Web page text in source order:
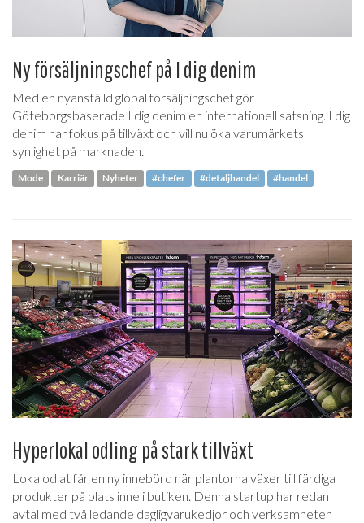
Ny försäljningschef på I dig denim
Med en nyanställd global försäljningschef gör
Göteborgsbaserade I dig denim en internationell satsning. I dig
denim har fokus på tillväxt och vill nu öka varumärkets
synlighet på marknaden.
Mode Karriär Nyheter #chefer #detaljhandel #handel
Hyperlokal odling på stark tillväxt
Lokalodlat får en ny innebörd när plantorna växer till färdiga
produkter på plats inne i butiken. Denna startup har redan
avtal med två ledande dagligvarukedjor och verksamheten